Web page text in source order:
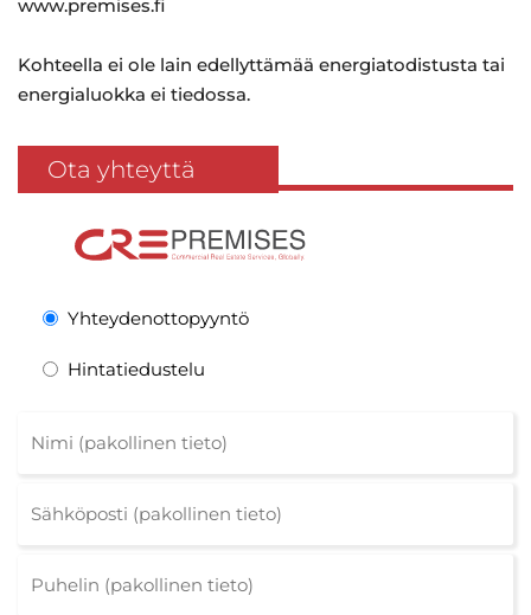
www.premises.fi
Kohteella ei ole lain edellyttämää energiatodistusta tai
energialuokka ei tiedossa.
Ota yhteyttä
Yhteydenottopyyntö
Hintatiedustelu